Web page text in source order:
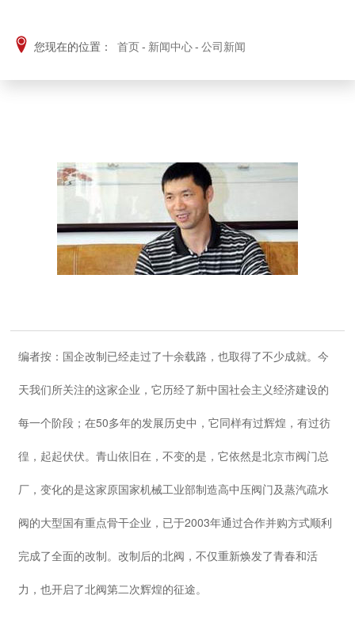
您现在的位置： 首页- 新闻中心- 公司新闻
编者按：国企改制已经走过了十余载路，也取得了不少成就。今
天我们所关注的这家企业，它历经了新中国社会主义经济建设的
每一个阶段；在50多年的发展历史中，它同样有过辉煌，有过彷
徨，起起伏伏。青山依旧在，不变的是，它依然是北京市阀门总
厂，变化的是这家原国家机械工业部制造高中压阀门及蒸汽疏水
阀的大型国有重点骨干企业，已于2003年通过合作并购方式顺利
完成了全面的改制。改制后的北阀，不仅重新焕发了青春和活
力，也开启了北阀第二次辉煌的征途。